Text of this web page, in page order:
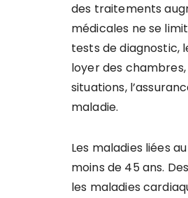
des traitements
médicales ne se
tests de diagnostic,
loyer des
situations,
maladie.
Les maladies liées
moins de 45 ans.
les maladies